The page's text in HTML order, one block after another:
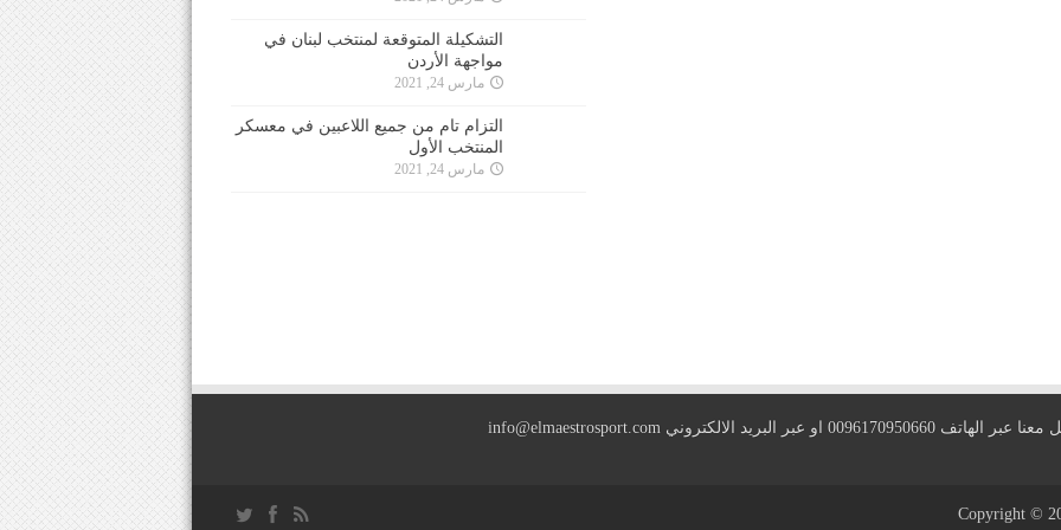
التشكيلة المتوقعة لمنتخب لبنان في
مواجهة الأردن
مارس 24, 2021
التزام تام من جميع اللاعبين في معسكر
المنتخب الأول
مارس 24, 2021
0096170950660 او عبر البريد الالكتروني info@elmaestrosport.com
Copyright ©